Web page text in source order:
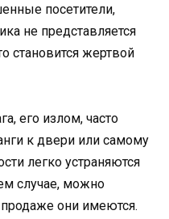
посетители,
не представляется
становится жертвой
его излом, часто
к двери или самому
легко устраняются
случае, можно
они имеются.